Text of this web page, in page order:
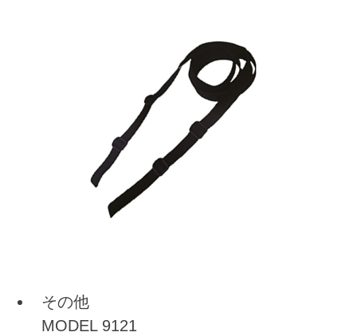
その他
MODEL 9121